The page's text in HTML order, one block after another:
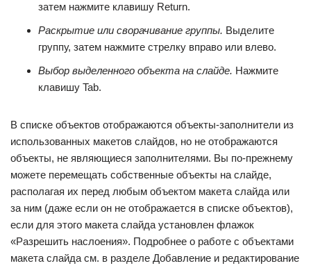
затем нажмите клавишу Return.
Раскрытие или сворачивание группы. Выделите
группу, затем нажмите стрелку вправо или влево.
Выбор выделенного объекта на слайде. Нажмите
клавишу Tab.
В списке объектов отображаются объекты-заполнители из
использованных макетов слайдов, но не отображаются
объекты, не являющиеся заполнителями. Вы по-прежнему
можете перемещать собственные объекты на слайде,
располагая их перед любым объектом макета слайда или
за ним (даже если он не отображается в списке объектов),
если для этого макета слайда установлен флажок
«Разрешить наслоения». Подробнее о работе с объектами
макета слайда см. в разделе Добавление и редактирование